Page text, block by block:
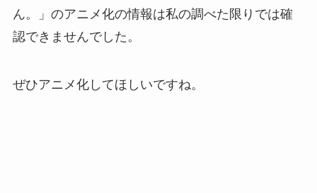
ん。」のアニメ化の情報は私の調べた限りでは確
認できませんでした。
ぜひアニメ化してほしいですね。